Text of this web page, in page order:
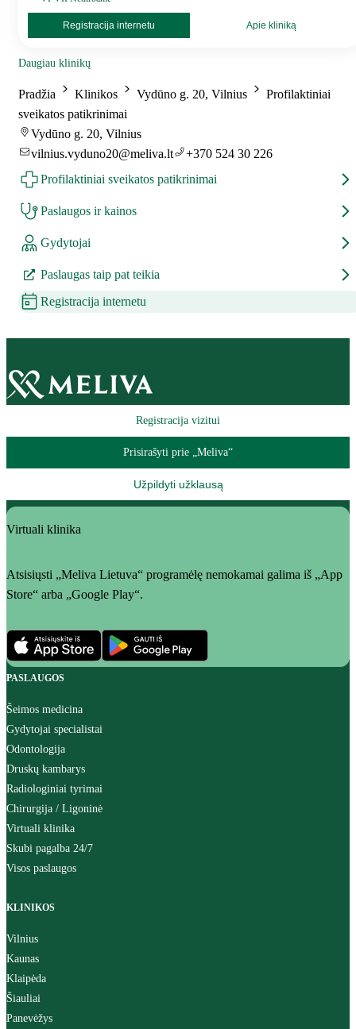
Registracija internetu Apie kliniką
Daugiau klinikų
Pradžia Klinikos Vydūno g. 20, Vilnius
Profilaktiniai
sveikatos patikrinimai
Vydūno g. 20, Vilnius
vilnius.vyduno20@meliva.lt
+370 524 30 226
Profilaktiniai sveikatos patikrinimai
Paslaugos ir kainos
Gydytojai
Paslaugas taip pat teikia
Registracija internetu
Registracija vizitui
Prisirašyti prie „Meliva“
Užpildyti užklausą
Virtuali klinika
Atsisiųsti „Meliva Lietuva“ programėlę nemokamai galima iš „App
Store“ arba „Google Play“.
PASLAUGOS
Šeimos medicina
Gydytojai specialistai
Odontologija
Druskų kambarys
Radiologiniai tyrimai
Chirurgija / Ligoninė
Virtuali klinika
Skubi pagalba 24/7
Visos paslaugos
KLINIKOS
Vilnius
Kaunas
Klaipėda
Šiauliai
Panevėžys